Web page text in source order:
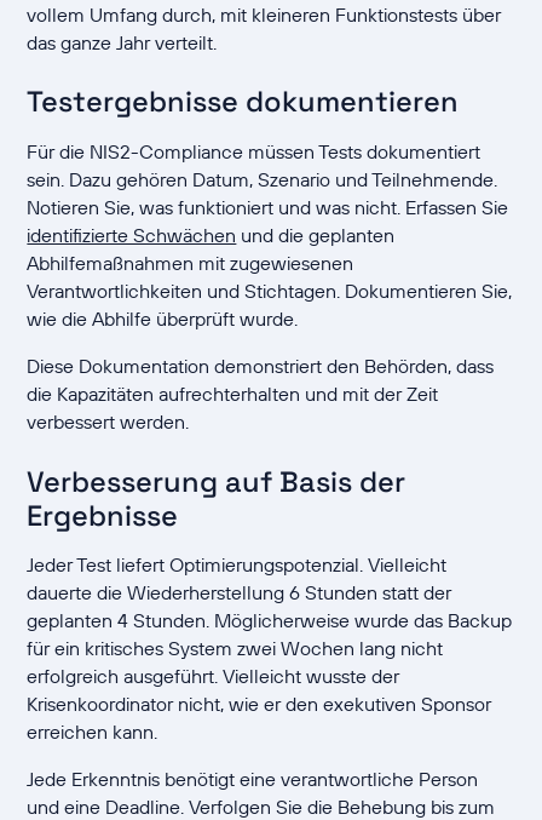
vollem Umfang durch, mit kleineren Funktionstests über
das ganze Jahr verteilt.
Testergebnisse dokumentieren
Für die NIS2-Compliance müssen Tests dokumentiert
sein. Dazu gehören Datum, Szenario und Teilnehmende.
Notieren Sie, was funktioniert und was nicht. Erfassen Sie
identifizierte Schwächen und die geplanten
Abhilfemaßnahmen mit zugewiesenen
Verantwortlichkeiten und Stichtagen. Dokumentieren Sie,
wie die Abhilfe überprüft wurde.
Diese Dokumentation demonstriert den Behörden, dass
die Kapazitäten aufrechterhalten und mit der Zeit
verbessert werden.
Verbesserung auf Basis der
Ergebnisse
Jeder Test liefert Optimierungspotenzial. Vielleicht
dauerte die Wiederherstellung 6 Stunden statt der
geplanten 4 Stunden. Möglicherweise wurde das Backup
für ein kritisches System zwei Wochen lang nicht
erfolgreich ausgeführt. Vielleicht wusste der
Krisenkoordinator nicht, wie er den exekutiven Sponsor
erreichen kann.
Jede Erkenntnis benötigt eine verantwortliche Person
und eine Deadline. Verfolgen Sie die Behebung bis zum